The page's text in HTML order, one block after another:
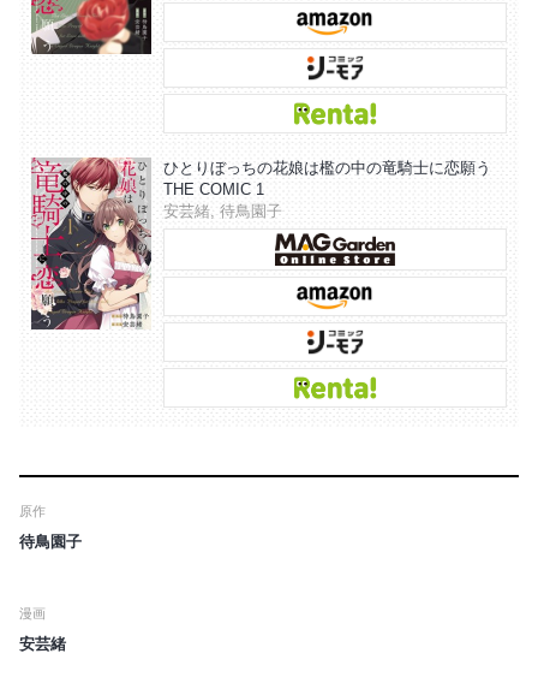
ひとりぼっちの花娘は檻の中の竜騎士に恋願う
THE COMIC 1
安芸緒, 待鳥園子
原作
待鳥園子
漫画
安芸緒